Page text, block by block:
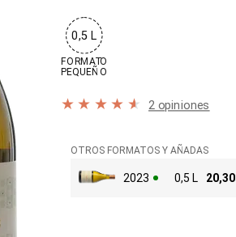
0,5 L
FORMATO
PEQUEÑO
2 opiniones
OTROS FORMATOS Y AÑADAS
2023 0,5 L 20,30